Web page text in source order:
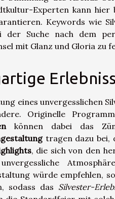
Experten kann hier
Keywords wie
der Suche nach dem
mit Glanz und Gloria zu
eines unvergesslichen
Originelle
können dabei das
tragen dazu bei,
, die sich von den
würde empfehlen,
sodass das Silvester-